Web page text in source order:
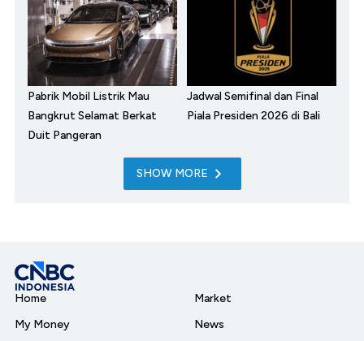
Pabrik Mobil Listrik Mau
Bangkrut Selamat Berkat
Duit Pangeran
Jadwal Semifinal dan Final
Piala Presiden 2026 di Bali
SHOW MORE
Home
My Money
Market
News